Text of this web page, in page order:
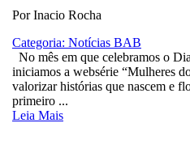
Por Inacio Rocha
Categoria: Notícias BAB
No mês em que celebramos o
iniciamos a websérie “Mulheres
valorizar histórias que nascem e
primeiro ...
Leia Mais